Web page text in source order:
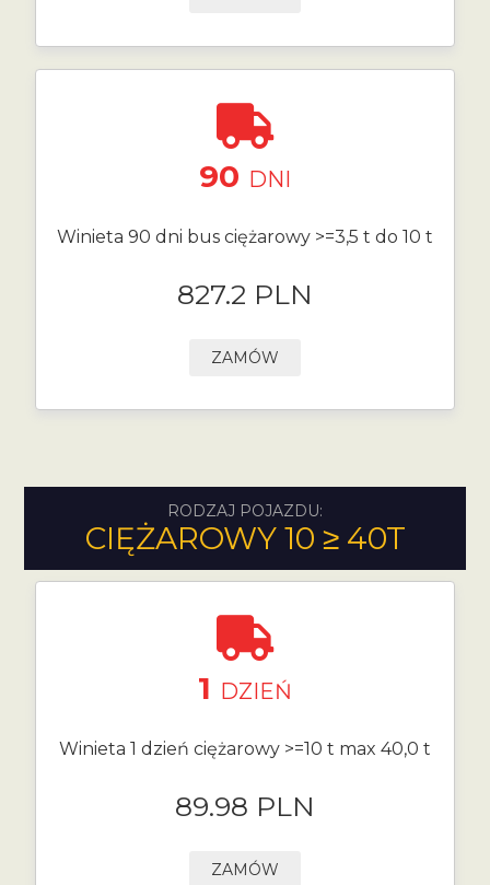
90 DNI
Winieta 90 dni bus ciężarowy >=3,5 t do 10 t
827.2 PLN
ZAMÓW
RODZAJ POJAZDU:
CIĘŻAROWY 10 ≥ 40T
1 DZIEŃ
Winieta 1 dzień ciężarowy >=10 t max 40,0 t
89.98 PLN
ZAMÓW